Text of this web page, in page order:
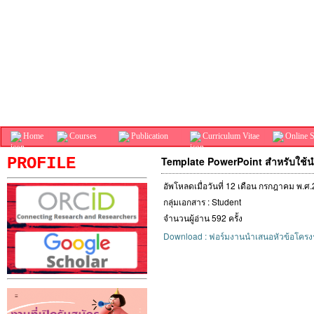
Home Courses Publication Curriculum Vitae Online
PROFILE Template PowerPoint สำหรับใช้
อัพโหลดเมื่อวันที่ 12 เดือน กรกฎาคม พ.ศ
กลุ่มเอกสาร : Student
จำนวนผู้อ่าน 592 ครั้ง
Download : ฟอร์มงานนำเสนอหัวข้อโค